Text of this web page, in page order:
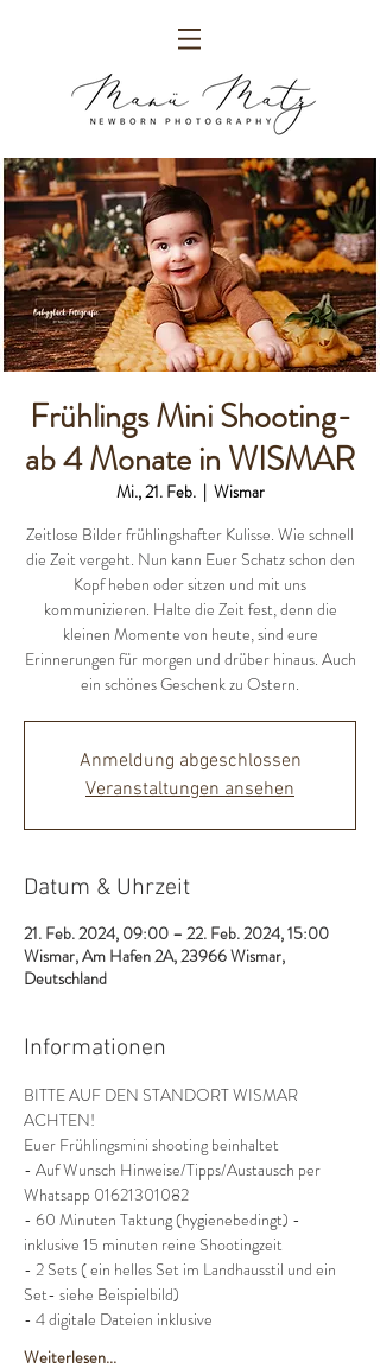
Frühlings Mini Shooting-
ab 4 Monate in WISMAR
Mi., 21. Feb.
  |
Wismar
Zeitlose Bilder frühlingshafter Kulisse. Wie schnell
die Zeit vergeht. Nun kann Euer Schatz schon den
Kopf heben oder sitzen und mit uns
kommunizieren. Halte die Zeit fest, denn die
kleinen Momente von heute, sind eure
Erinnerungen für morgen und drüber hinaus. Auch
Anmeldung abgeschlossen
Veranstaltungen ansehen
Datum & Uhrzeit
21. Feb. 2024, 09:00 – 22. Feb. 2024, 15:00
Wismar, Am Hafen 2A, 23966 Wismar,
Deutschland
Informationen
BITTE AUF DEN STANDORT WISMAR
ACHTEN!
Euer Frühlingsmini shooting beinhaltet
- Auf Wunsch Hinweise/Tipps/Austausch per
Whatsapp 01621301082
- 60 Minuten Taktung (hygienebedingt) -
inklusive 15 minuten reine Shootingzeit
- 2 Sets ( ein helles Set im Landhausstil und ein
Set- siehe Beispielbild)
- 4 digitale Dateien inklusive
Weiterlesen...